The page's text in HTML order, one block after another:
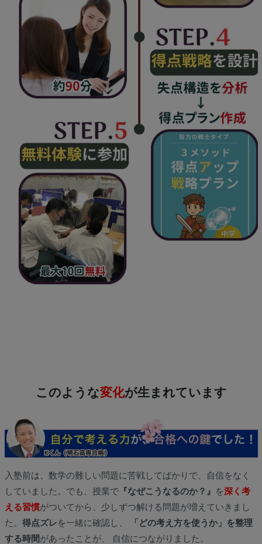
このような変化が生まれています
入塾前は、数学の難しい問題に苦戦してばかりで、自信をなく
していました。でも、授業で『なぜこうなるのか？』 を深く考
える習慣がついてから、少しずつ解ける問題が増えていきまし
た。 得点ズレを一緒に確認し、
「どの考え方を使うか」を整理
する時間があったことが、 自信につながりました。